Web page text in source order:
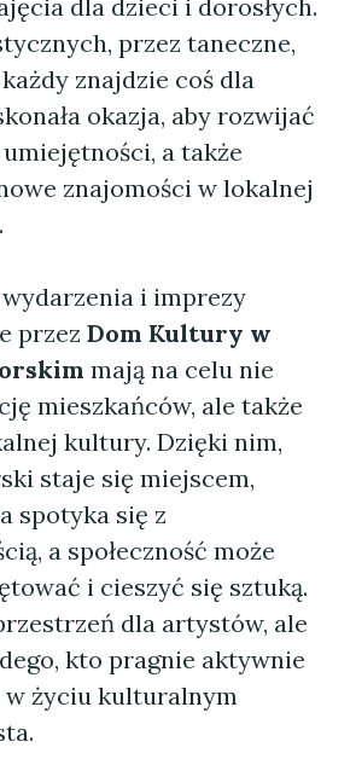
dla dzieci i dorosłych.
przez taneczne,
znajdzie coś dla
okazja, aby rozwijać
a także
znajomości w lokalnej
i imprezy
przez Dom Kultury w
mają na celu nie
mieszkańców, ale także
kultury. Dzięki nim,
staje się miejscem,
spotyka się z
a społeczność może
i cieszyć się sztuką.
dla artystów, ale
kto pragnie aktywnie
życiu kulturalnym